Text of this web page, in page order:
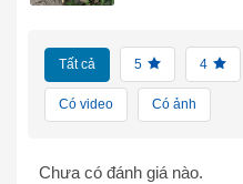
Tất cả 5 4
Có video Có ảnh
Chưa có đánh giá nào.